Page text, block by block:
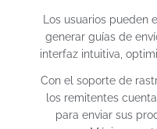
Los usuarios
generar guías de
interfaz intuitiva,
Con el soporte de
los remitentes
para enviar sus